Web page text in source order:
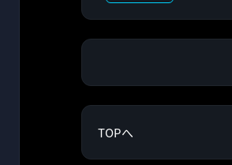
TOPへ